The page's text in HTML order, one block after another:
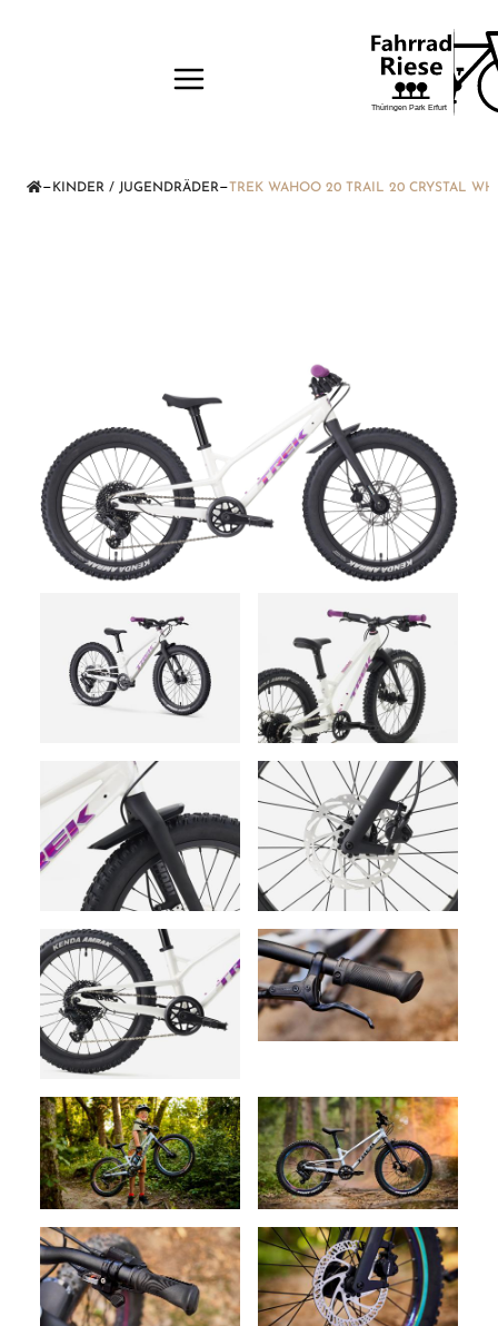
— KINDER / JUGENDRÄDER—TREK WAHOO 20 TRAIL 20 CRYSTAL